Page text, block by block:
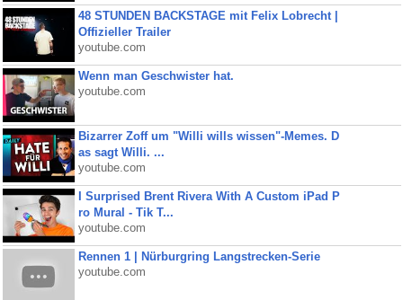
48 STUNDEN BACKSTAGE mit Felix Lobrecht |
Offizieller Trailer
youtube.com
Wenn man Geschwister hat.
youtube.com
Bizarrer Zoff um "Willi wills wissen"-Memes. D
as sagt Willi. ...
youtube.com
I Surprised Brent Rivera With A Custom iPad P
ro Mural - Tik T...
youtube.com
Rennen 1 | Nürburgring Langstrecken-Serie
youtube.com